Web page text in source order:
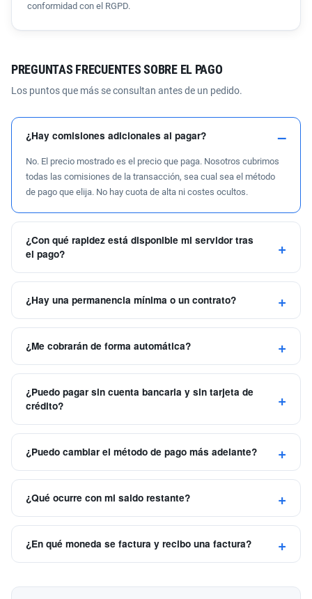
conformidad con el RGPD.
PREGUNTAS FRECUENTES SOBRE EL PAGO
Los puntos que más se consultan antes de un pedido.
¿Hay comisiones adicionales al pagar?
No. El precio mostrado es el precio que paga. Nosotros cubrimos
todas las comisiones de la transacción, sea cual sea el método
de pago que elija. No hay cuota de alta ni costes ocultos.
¿Con qué rapidez está disponible mi servidor tras
el pago?
¿Hay una permanencia mínima o un contrato?
¿Me cobrarán de forma automática?
¿Puedo pagar sin cuenta bancaria y sin tarjeta de
crédito?
¿Puedo cambiar el método de pago más adelante?
¿Qué ocurre con mi saldo restante?
¿En qué moneda se factura y recibo una factura?